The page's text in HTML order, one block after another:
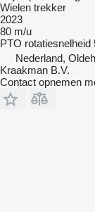
Wielen trekker
2023
80 m/u
PTO rotatiesnelheid
Nederland,
Kraakman B.V.
Contact opnemen